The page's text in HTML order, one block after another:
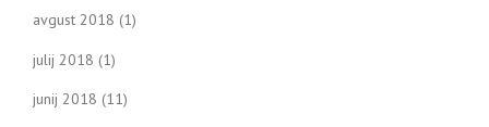
avgust 2018 (1)
julij 2018 (1)
junij 2018 (11)